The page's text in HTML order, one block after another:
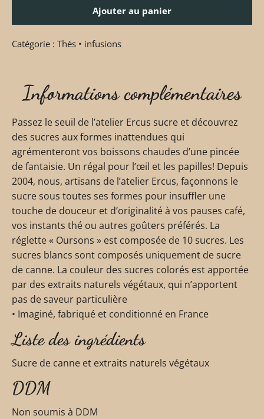
Ajouter au panier
Catégorie : Thés • infusions
Informations complémentaires
Passez le seuil de l’atelier Ercus sucre et découvrez
des sucres aux formes inattendues qui
agrémenteront vos boissons chaudes d’une pincée
de fantaisie. Un régal pour l’œil et les papilles! Depuis
2004, nous, artisans de l’atelier Ercus, façonnons le
sucre sous toutes ses formes pour insuffler une
touche de douceur et d’originalité à vos pauses café,
vos instants thé ou autres goûters préférés. La
réglette « Oursons » est composée de 10 sucres. Les
sucres blancs sont composés uniquement de sucre
de canne. La couleur des sucres colorés est apportée
par des extraits naturels végétaux, qui n’apportent
pas de saveur particulière
• Imaginé, fabriqué et conditionné en France
Liste des ingrédients
Sucre de canne et extraits naturels végétaux
DDM
Non soumis à DDM